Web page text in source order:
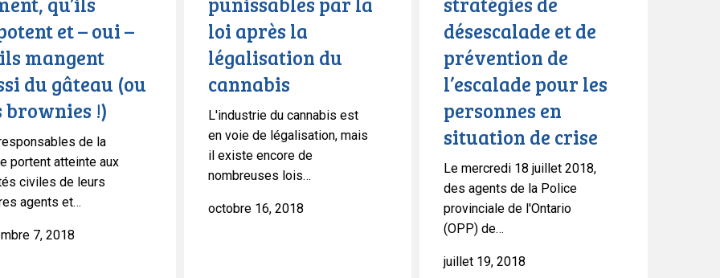
et – oui –
mangent
du gâteau (ou
brownies !)
de la
portent atteinte aux
civiles de leurs
agents et…
7, 2018
cannabisloi après la
légalisation du
cannabis
L'industrie du cannabis est
en voie de légalisation, mais
il existe encore de
nombreuses lois…
octobre 16, 2018
l’escalade
personnes
situation
crise
désescalade et de
prévention de
l’escalade pour les
personnes en
situation de crise
Le mercredi 18 juillet 2018,
des agents de la Police
provinciale de l'Ontario
(OPP) de…
juillet 19, 2018